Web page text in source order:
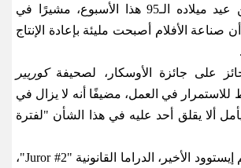
يقترب إيستوود من عيد ميلاده الـ95 هذا الأسبوع، مشيرًا في
صناعة الأفلام أصبحت مليئة بإعادة الإنتاج
.
على جائزة الأوسكار، لصحيفةكوريير
للاستمرار في العمل، مضيفًا أنه لا يزال في
ألا يقلق أحد عليه في هذا الشأن "لفترة
الأخير، الدراما القانونية "Juror #2"
،